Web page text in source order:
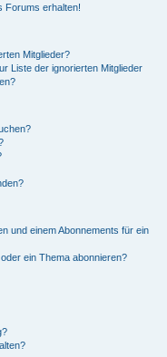
Forums erhalten!
Mitglieder?
Liste der ignorierten Mitglieder
und einem Abonnements für ein
ein Thema abonnieren?